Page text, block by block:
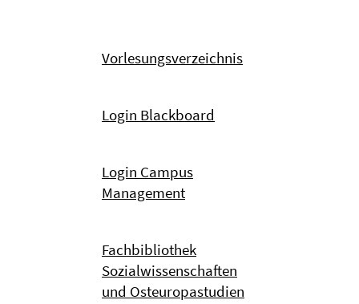
Vorlesungsverzeichnis
Login Blackboard
Login Campus
Management
Fachbibliothek
Sozialwissenschaften
und Osteuropastudien